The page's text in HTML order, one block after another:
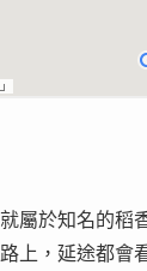
屬於知名的稻
上，延途都會